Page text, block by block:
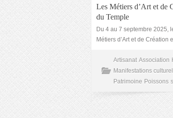
Les Métiers d’Art et de
du Temple
Du 4 au 7 septembre 2025,
Métiers d’Art et de Création
Artisanat Association
Manifestations
Patrimoine Poissons